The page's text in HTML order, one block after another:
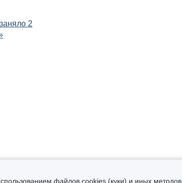
2
файлов cookies (куки) и иных методов,